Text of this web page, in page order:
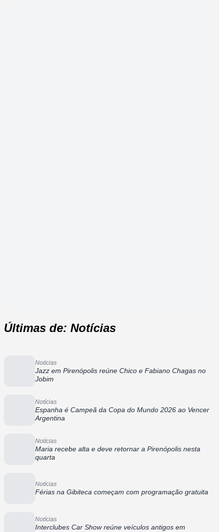
Últimas de: Notícias
Notícias
Jazz em Pirenópolis reúne Chico e Fabiano Chagas no
Jobim
Notícias
Espanha é Campeã da Copa do Mundo 2026 ao Vencer
Argentina
Notícias
Maria recebe alta e deve retornar a Pirenópolis nesta
quarta
Notícias
Férias na Gibiteca começam com programação gratuita
Notícias
Interclubes Car Show reúne veículos antigos em